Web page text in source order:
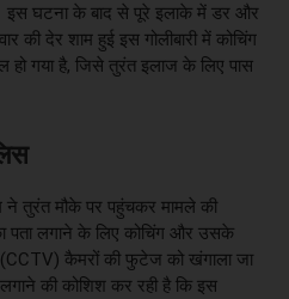
इस घटना के बाद से पूरे इलाके में डर और
की देर शाम हुई इस गोलीबारी में कोचिंग
हो गया है, जिसे तुरंत इलाज के लिए पास
ने तुरंत मौके पर पहुंचकर मामले की
पता लगाने के लिए कोचिंग और उसके
कैमरों की फुटेज को खंगाला जा
की कोशिश कर रही है कि इस